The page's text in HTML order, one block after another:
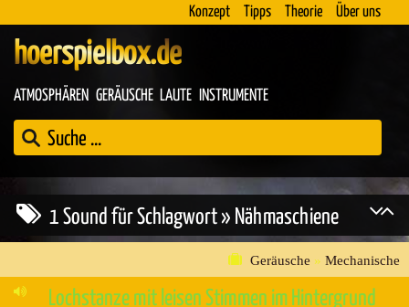
Konzept Tipps Theorie Über uns
hoerspielbox.de
ATMOSPHÄREN GERÄUSCHE LAUTE INSTRUMENTE
1 Sound für Schlagwort » Nähmaschiene
Geräusche » Mechanische
Lochstanze mit leisen Stimmen im Hintergrund